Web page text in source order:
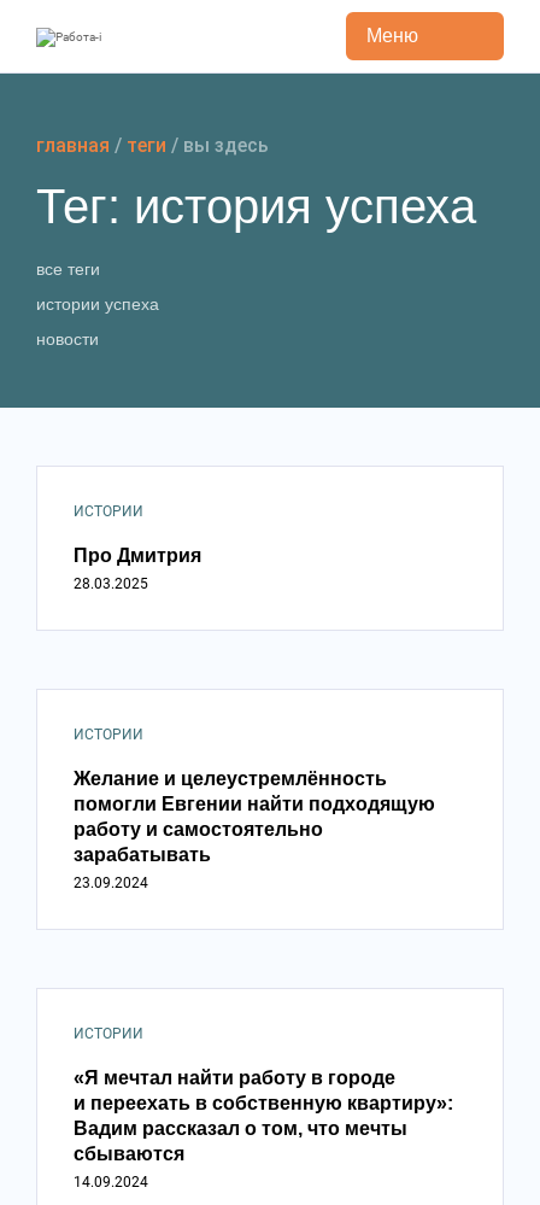
содержанию
Меню
главная / теги / вы здесь
Тег: история успеха
все теги
истории успеха
новости
ИСТОРИИ
Про Дмитрия
28.03.2025
ИСТОРИИ
Желание и целеустремлённость
помогли Евгении найти подходящую
работу и самостоятельно
зарабатывать
23.09.2024
ИСТОРИИ
«Я мечтал найти работу в городе
и переехать в собственную квартиру»:
Вадим рассказал о том, что мечты
сбываются
14.09.2024